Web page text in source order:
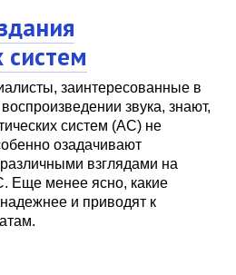
систем
заинтересованные в
звука, знают,
систем (АС) не
озадачивают
взглядами на
Еще менее ясно, какие
и приводят к